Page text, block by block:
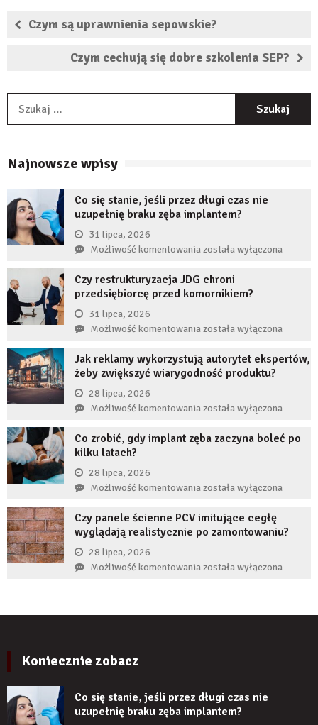
Czym są uprawnienia sepowskie?
Czym cechują się dobre szkolenia SEP?
Najnowsze wpisy
Co się stanie, jeśli przez długi czas nie
uzupełnię braku zęba implantem?
31 lipca, 2026
Możliwość komentowaniaCo
stanie,
jeśli
długi
uzupełnię
implantem?
została wyłączona
Czy restrukturyzacja JDG chroni
przedsiębiorcę przed komornikiem?
31 lipca, 2026
Możliwość komentowaniaCzy
JDG
chroni
przed
komornikiem?
została wyłączona
Jak reklamy wykorzystują autorytet ekspertów,
żeby zwiększyć wiarygodność produktu?
28 lipca, 2026
Możliwość komentowaniaJak
wykorzystują
żeby
zwiększyć
wiarygodność
produktu?
została wyłączona
Co zrobić, gdy implant zęba zaczyna boleć po
kilku latach?
28 lipca, 2026
Możliwość komentowaniaCo
gdy
implant
zaczyna
została wyłączona
Czy panele ścienne PCV imitujące cegłę
wyglądają realistycznie po zamontowaniu?
28 lipca, 2026
Możliwość komentowaniaCzy
zamontowaniu?
została wyłączona
Koniecznie zobacz
Co się stanie, jeśli przez długi czas nie
uzupełnię braku zęba implantem?